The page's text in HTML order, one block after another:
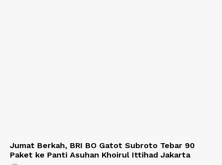
Jumat Berkah, BRI BO Gatot Subroto Tebar 90
Paket ke Panti Asuhan Khoirul Ittihad Jakarta